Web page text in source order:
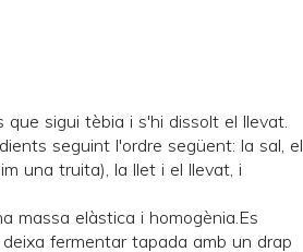
sigui tèbia i s'hi dissolt el llevat.
seguint l'ordre següent: la sal, el
una truita), la llet i el llevat, i
massa elàstica i homogènia.Es
fermentar tapada amb un drap